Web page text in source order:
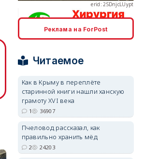
Реклама на ForPost
Читаемое
Как в Крыму в переплёте
старинной книги нашли ханскую
грамоту XVI века
1 36907
Пчеловод рассказал, как
правильно хранить мёд
2 24203